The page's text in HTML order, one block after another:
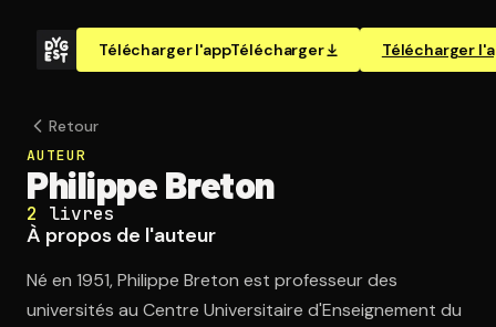
Télécharger l'appTélécharger Télécharger
Retour
AUTEUR
Philippe Breton
2 livres
À propos de l'auteur
Né en 1951, Philippe Breton est professeur des
universités au Centre Universitaire d'Enseignement du